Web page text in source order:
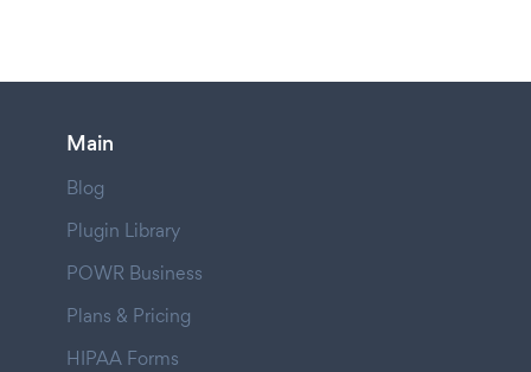
Main
Blog
Plugin Library
POWR Business
Plans & Pricing
HIPAA Forms